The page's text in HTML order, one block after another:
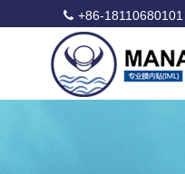
+86-18110680101